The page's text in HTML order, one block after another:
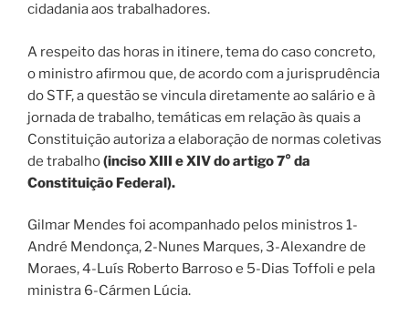
cidadania aos trabalhadores.
A respeito das horas in itinere, tema do caso concreto,
o ministro afirmou que, de acordo com a jurisprudência
do STF, a questão se vincula diretamente ao salário e à
jornada de trabalho, temáticas em relação às quais a
Constituição autoriza a elaboração de normas coletivas
de trabalho(inciso XIII e XIV do artigo 7° da
Constituição Federal).
Gilmar Mendes foi acompanhado pelos ministros 1-
André Mendonça, 2-Nunes Marques, 3-Alexandre de
Moraes, 4-Luís Roberto Barroso e 5-Dias Toffoli e pela
ministra 6-Cármen Lúcia.